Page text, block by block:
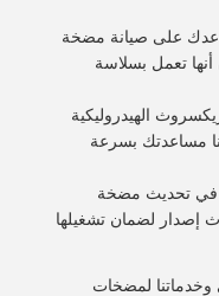
على صيانة مضخة
تعمل بسلاسة
الهيدروليكية
مساعدتك بسرعة
في تحديث مضخة
إصدار لضمان تشغيلها
وخدماتنا لمضخات